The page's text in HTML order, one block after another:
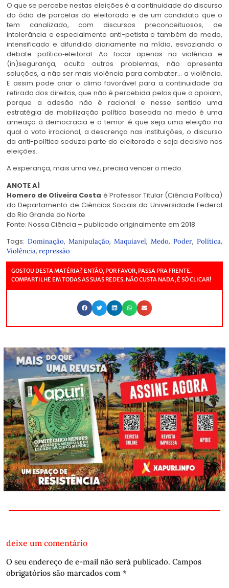
O que se percebe nestas eleições é a continuidade do discurso
do ódio de parcelas do eleitorado e de um candidato que o
tem canalizado, com discursos preconceituosos, de
intolerância e especialmente anti-petista e também do medo,
intensificado e difundido diariamente na mídia, esvaziando o
debate político‐eleitoral. Ao focar apenas na violência e
(in)segurança, oculta outros problemas, não apresenta
soluções, a não ser mais violência para combater… a violência.
E assim pode criar o clima favorável para a continuidade da
retirada dos direitos, que não é percebida pelos que o apoiam,
porque a adesão não é racional e nesse sentido uma
estratégia de mobilização política baseada no medo é uma
ameaça à democracia e o temor é que seja uma eleição na
qual o voto irracional, a descrença nas instituições, o discurso
da anti-política seduza parte do eleitorado e seja decisivo nas
eleições.
A esperança, mais uma vez, precisa vencer o medo.
ANOTE AÍ
Homero de Oliveira Costa é Professor Titular (Ciência Política)
do Departamento de Ciências Sociais da Universidade Federal
do Rio Grande do Norte
Fonte: Nossa Ciência – publicado originalmente em 2018
Tags: Dominação, Manipulação, Maquiavel, Medo, Poder, Política,
Violência, repressão
GOSTOU DESTA MATÉRIA? ENTÃO, POR FAVOR, PASSA PRA FRENTE.
COMPARTILHE EM TODAS AS SUAS REDES. NÃO CUSTA NADA, É SÓ CLICAR!
deixe um comentário
O seu endereço de e-mail não será publicado. Campos
obrigatórios são marcados com *